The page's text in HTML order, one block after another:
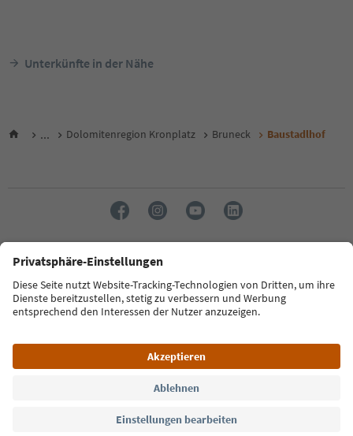
Unterkünfte in der Nähe
... Dolomitenregion Kronplatz Bruneck Baustadlhof
Sprache: Deutsch
FAQ Kontakt Presse MICE Datenschutzerklärung
Zugänglichkeitserklärung